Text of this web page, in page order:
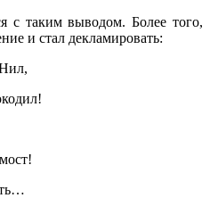
с таким выводом. Более того,
и стал декламировать: